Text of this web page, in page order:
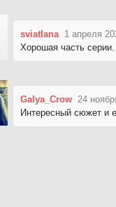
sviatlana 1 апреля
Хорошая часть
Galya_Crow 24
Интересный сюжет и